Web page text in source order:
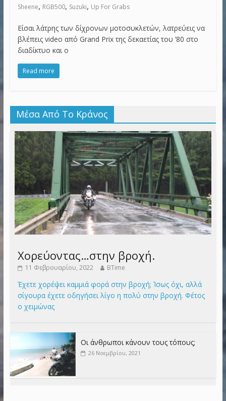
Sheene, RGB500, Suzuki, Up For Grabs
Είσαι λάτρης των δίχρονων μοτοσυκλετών, λατρεύεις να
βλέπεις video από Grand Prix της δεκαετίας του ’80 στο
διαδίκτυο και ο
Read more
Μέσα Από Το Κράνος
Χορεύοντας…στην βροχή.
11 Φεβρουαρίου, 2022 BTime
Έχετε χορέψει καμμιά φορά στην βροχή; Ίσως όχι, αλλά
σίγουρα έχετε οδηγήσει λίγο η πολύ στην βροχή. Φέτος
ο χειμώνας
Οι άνθρωποι κάνουν τους τόπους;
26 Νοεμβρίου, 2021